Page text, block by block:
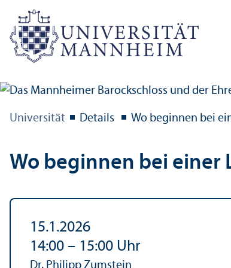
Universität Details Wo beginnen bei
Wo beginnen bei
15.1.2026
14:00 – 15:00 Uhr
Dr. Philipp Zumstein